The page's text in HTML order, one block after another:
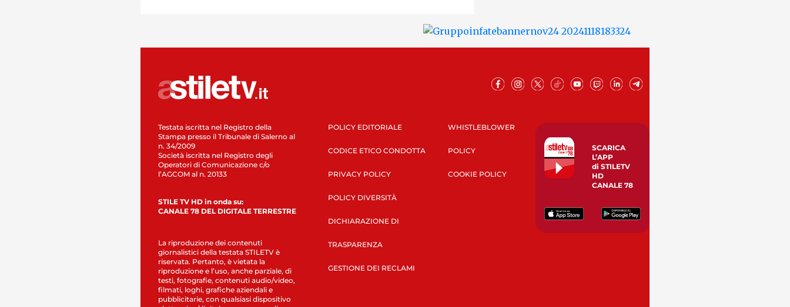
Testata iscritta nel Registro della
Stampa presso il Tribunale di Salerno al
n. 34/2009
Società iscritta nel Registro degli
Operatori di Comunicazione c/o
l’AGCOM al n. 20133
STILE TV HD in onda su:
CANALE 78 DEL DIGITALE TERRESTRE
La riproduzione dei contenuti
giornalistici della testata STILETV è
riservata. Pertanto, è vietata la
riproduzione e l’uso, anche parziale, di
testi, fotografie, contenuti audio/video,
filmati, loghi, grafiche aziendali e
pubblicitarie, con qualsiasi dispositivo
POLICY EDITORIALE
CODICE ETICO CONDOTTA
PRIVACY POLICY
POLICY DIVERSITÀ
DICHIARAZIONE DI
TRASPARENZA
GESTIONE DEI RECLAMI
WHISTLEBLOWER
POLICY
COOKIE POLICY
SCARICA
L’APP
di STILETV
HD
CANALE 78